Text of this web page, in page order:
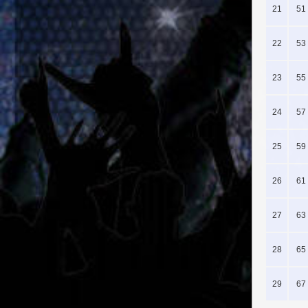
21 51
22 53
23 55
24 57
25 59
26 61
27 63
28 65
29 67